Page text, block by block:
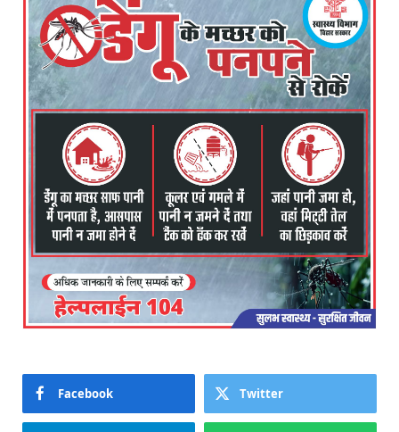
Facebook Twitter